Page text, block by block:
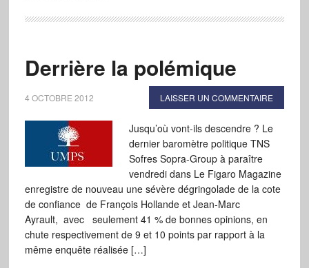
Derrière la polémique
4 OCTOBRE 2012 LAISSER UN COMMENTAIRE
Jusqu’où vont-ils descendre ? Le
dernier baromètre politique TNS
Sofres Sopra-Group à paraître
vendredi dans Le Figaro Magazine
enregistre de nouveau une sévère dégringolade de la cote
de confiance de François Hollande et Jean-Marc
Ayrault, avec seulement 41 % de bonnes opinions, en
chute respectivement de 9 et 10 points par rapport à la
même enquête réalisée […]